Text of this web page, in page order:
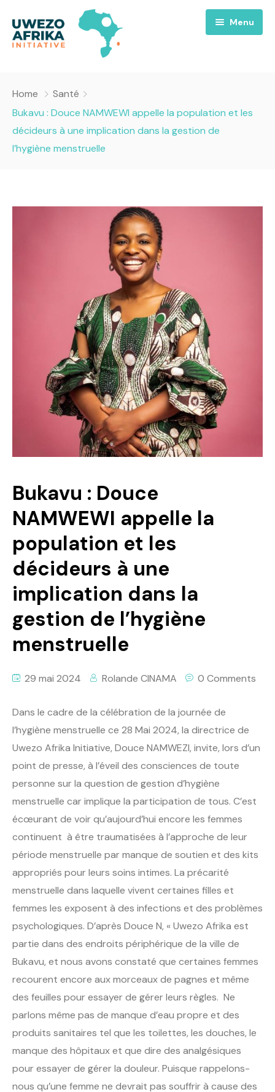
Menu
Nous
A propos
Projets
Technologies
Entreprenariat
Home
Santé
Bukavu : Douce NAMWEWI appelle la population et les
décideurs à une implication dans la gestion de
l’hygiène menstruelle
Bukavu : Douce
NAMWEWI appelle la
population et les
décideurs à une
implication dans la
gestion de l’hygiène
menstruelle
29 mai 2024 Rolande CINAMA 0 Comments
Dans le cadre de la célébration de la journée de
l’hygiène menstruelle ce 28 Mai 2024, la directrice de
Uwezo Afrika Initiative, Douce NAMWEZI, invite, lors d’un
point de presse, à l’éveil des consciences de toute
personne sur la question de gestion d’hygiène
menstruelle car implique la participation de tous. C’est
écœurant de voir qu’aujourd’hui encore les femmes
continuent à être traumatisées à l’approche de leur
période menstruelle par manque de soutien et des kits
appropriés pour leurs soins intimes. La précarité
menstruelle dans laquelle vivent certaines filles et
femmes les exposent à des infections et des problèmes
psychologiques. D’après Douce N, « Uwezo Afrika est
partie dans des endroits périphérique de la ville de
Bukavu, et nous avons constaté que certaines femmes
recourent encore aux morceaux de pagnes et même
des feuilles pour essayer de gérer leurs règles. Ne
parlons même pas de manque d’eau propre et des
produits sanitaires tel que les toilettes, les douches, le
manque des hôpitaux et que dire des analgésiques
pour essayer de gérer la douleur. Puisque rappelons-
nous qu’une femme ne devrait pas souffrir à cause des